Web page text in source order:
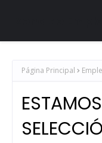
Página Principal